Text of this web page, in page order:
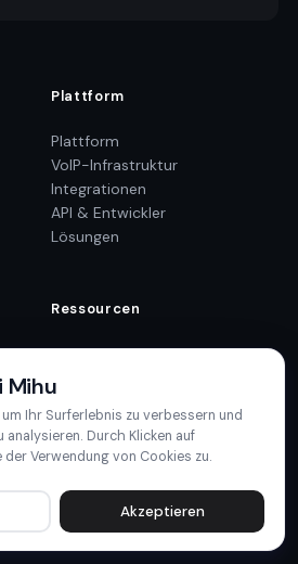
Plattform
Plattform
VoIP-Infrastruktur
Integrationen
API & Entwickler
Lösungen
Ressourcen
Hilfecenter
API-Dokumentation
Roadmap
Mihu
Ihr Surferlebnis zu verbessern und
analysieren. Durch Klicken auf
Verwendung von Cookies zu.
Akzeptieren